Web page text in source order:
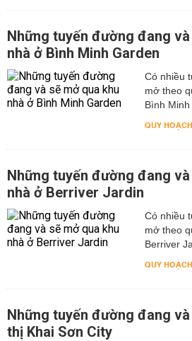
Những tuyến đường đang
nhà ở Bình Minh Garden
Có nhiều
mở theo
Bình Minh
QUY HOẠCH
Những tuyến đường đang
nhà ở Berriver Jardin
Có nhiều
mở theo
Berriver
QUY HOẠCH
Những tuyến đường đang
thị Khai Sơn City